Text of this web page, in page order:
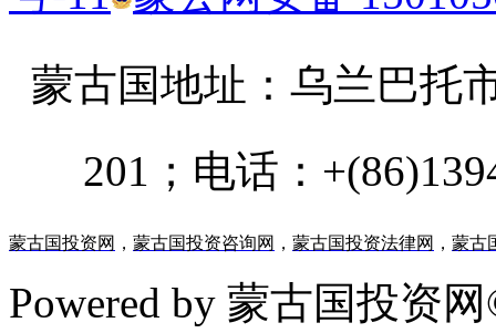
蒙古国地址： 乌兰巴托
201；电话：
蒙古国投资网 ， 蒙古国投资咨询网 ， 蒙古国投资法律网 ， 蒙古
Powered by 蒙古国投资